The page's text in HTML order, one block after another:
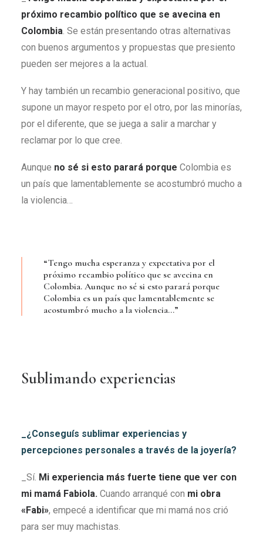
próximo recambio político que se avecina en
Colombia. Se están presentando otras alternativas
con buenos argumentos y propuestas que presiento
pueden ser mejores a la actual.
Y hay también un recambio generacional positivo, que
supone un mayor respeto por el otro, por las minorías,
por el diferente, que se juega a salir a marchar y
reclamar por lo que cree.
Aunque no sé si esto parará porque Colombia es
un país que lamentablemente se acostumbró mucho a
la violencia…
“Tengo mucha esperanza y expectativa por el
próximo recambio político que se avecina en
Colombia. Aunque no sé si esto parará porque
Colombia es un país que lamentablemente se
acostumbró mucho a la violencia…”
Sublimando experiencias
_¿Conseguís sublimar experiencias y
percepciones personales a través de la joyería?
_Sí. Mi experiencia más fuerte tiene que ver con
mi mamá Fabiola. Cuando arranqué con mi obra
«Fabi», empecé a identificar que mi mamá nos crió
para ser muy machistas.